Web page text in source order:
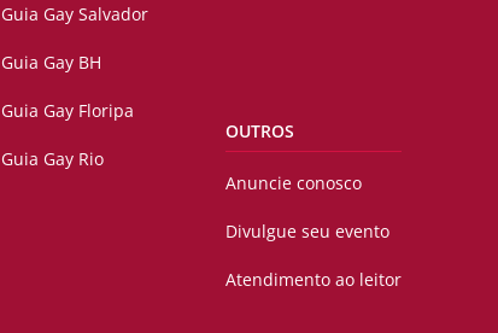
Guia Gay Salvador
Guia Gay BH
Guia Gay Floripa
Guia Gay Rio
OUTROS
Anuncie conosco
Divulgue seu evento
Atendimento ao leitor